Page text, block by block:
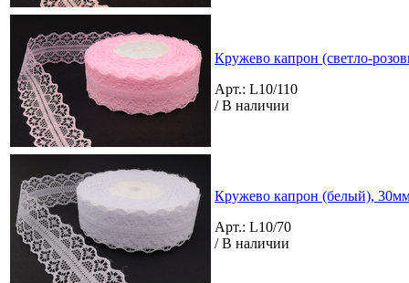
Кружево капрон (светло-
Арт.: L10/110
/ В наличии
Кружево капрон (белый),
Арт.: L10/70
/ В наличии